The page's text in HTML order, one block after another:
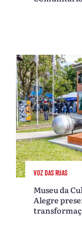
VOZ DAS RUAS
Museu da
Alegre